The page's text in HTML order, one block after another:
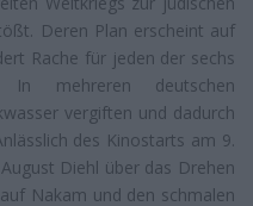
Deren Plan erscheint auf
Rache für jeden der sechs
In mehreren deutschen
vergiften und dadurch
des Kinostarts am 9.
Diehl über das Drehen
Nakam und den schmalen